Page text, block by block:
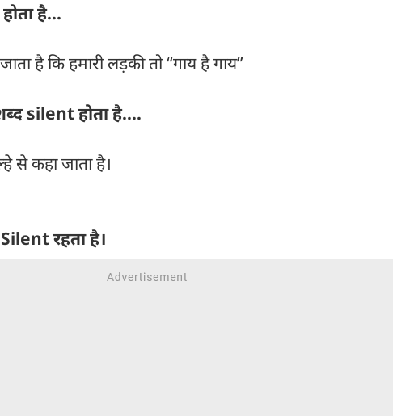
है...
है कि हमारी लड़की तो “गाय है गाय”
silent होता है....
से कहा जाता है।
रहता है।